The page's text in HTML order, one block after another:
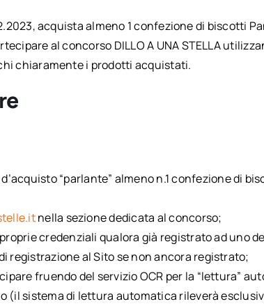
acquista almeno 1 confezione di biscotti
al concorso DILLO A UNA STELLA
chiaramente i prodotti acquistati.
“parlante” almeno n.1 confezione di
nella sezione dedicata al concorso;
credenziali qualora già registrato ad uno
registrazione al Sito se non ancora registrato;
fruendo del servizio OCR per la “lettura”
(il sistema di lettura automatica rileverà